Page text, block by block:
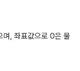
, 좌표값으로 0은 물